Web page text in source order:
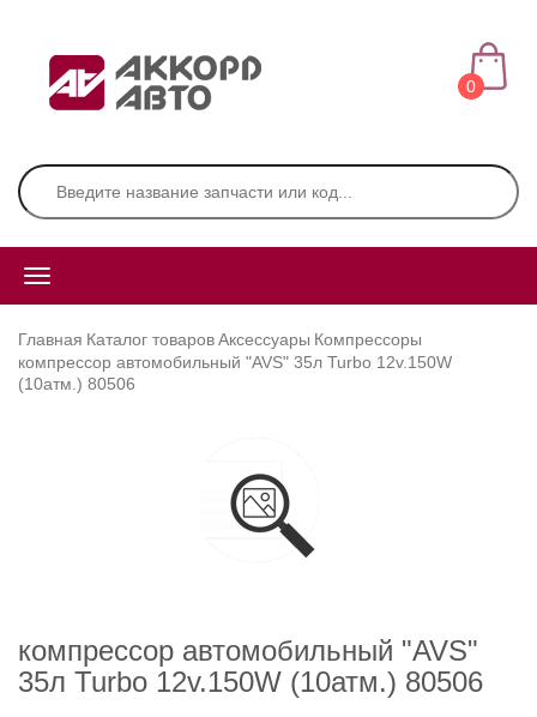
0
Главная Каталог товаровАксессуары Компрессоры
компрессор автомобильный "AVS" 35л Turbo 12v.150W
(10атм.) 80506
компрессор автомобильный "AVS"
35л Turbo 12v.150W (10атм.) 80506